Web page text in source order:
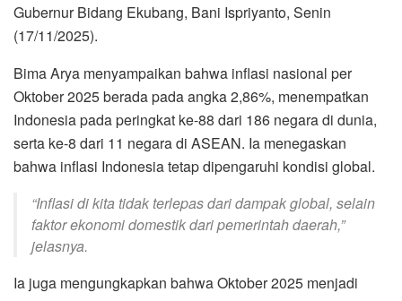
Gubernur Bidang Ekubang, Bani Ispriyanto, Senin
(17/11/2025).
Bima Arya menyampaikan bahwa inflasi nasional per
Oktober 2025 berada pada angka 2,86%, menempatkan
Indonesia pada peringkat ke-88 dari 186 negara di dunia,
serta ke-8 dari 11 negara di ASEAN. Ia menegaskan
bahwa inflasi Indonesia tetap dipengaruhi kondisi global.
“Inflasi di kita tidak terlepas dari dampak global, selain
faktor ekonomi domestik dari pemerintah daerah,”
jelasnya.
Ia juga mengungkapkan bahwa Oktober 2025 menjadi